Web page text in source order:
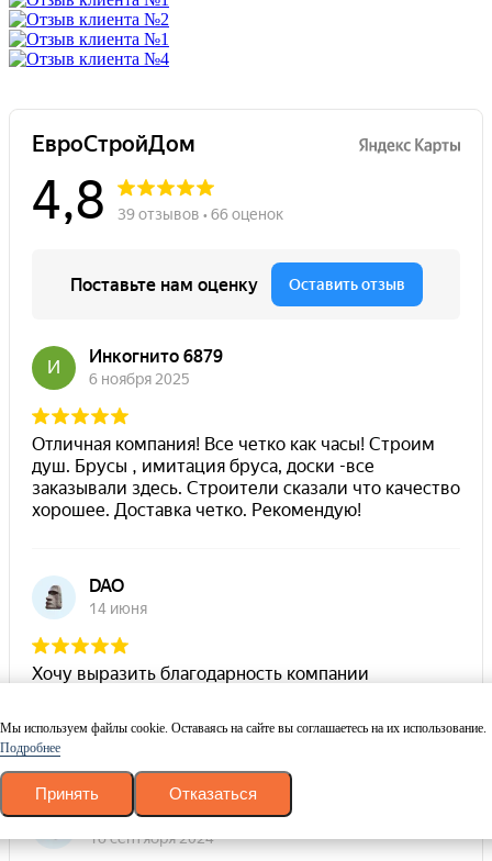
Мы используем файлы cookie. Оставаясь на сайте вы соглашаетесь на их использование.
Подробнее
Принять Отказаться